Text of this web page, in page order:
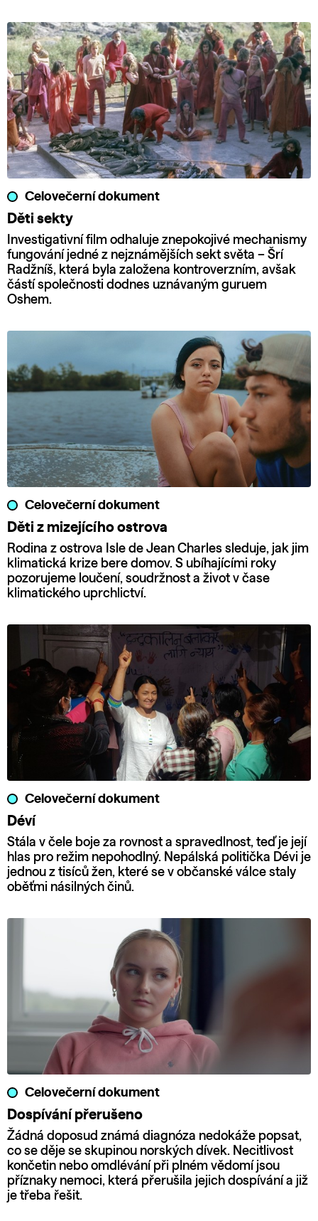
Celovečerní dokument
Děti sekty
Investigativní film odhaluje znepokojivé mechanismy
fungování jedné z nejznámějších sekt světa – Šrí
Radžníš, která byla založena kontroverzním, avšak
částí společnosti dodnes uznávaným guruem
Oshem.
Celovečerní dokument
Děti z mizejícího ostrova
Rodina z ostrova Isle de Jean Charles sleduje, jak jim
klimatická krize bere domov. S ubíhajícími roky
pozorujeme loučení, soudržnost a život v čase
klimatického uprchlictví.
Celovečerní dokument
Déví
Stála v čele boje za rovnost a spravedlnost, teď je její
hlas pro režim nepohodlný. Nepálská politička Dévi je
jednou z tisíců žen, které se v občanské válce staly
oběťmi násilných činů.
Celovečerní dokument
Dospívání přerušeno
Žádná doposud známá diagnóza nedokáže popsat,
co se děje se skupinou norských dívek. Necitlivost
končetin nebo omdlévání při plném vědomí jsou
příznaky nemoci, která přerušila jejich dospívání a již
je třeba řešit.